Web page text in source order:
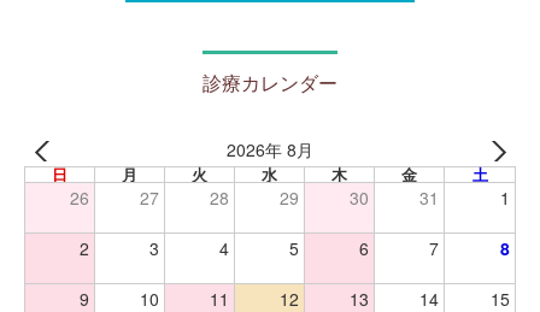
診療カレンダー
2026年 8月
日 月 火 水 木 金 土
26 27 28 29 30 31 1
2 3 4 5 6 7 8
9 10 11 12 13 14 15